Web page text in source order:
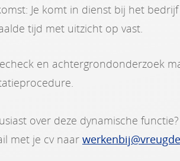
Je komt in dienst bij het
tijd met uitzicht op vast.
en achtergrondonderzoek
over deze dynamische
met je cv naar